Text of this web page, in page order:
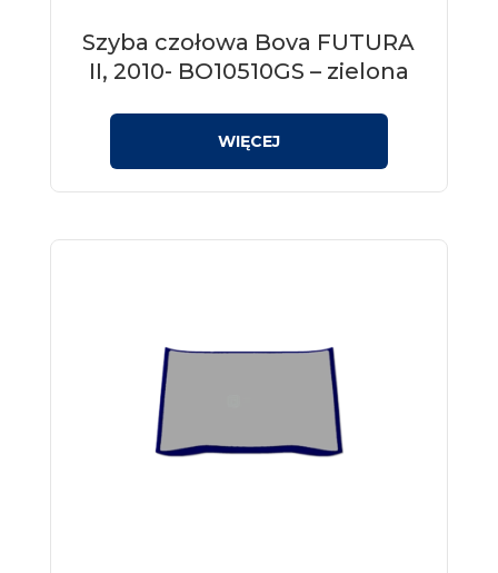
Szyba czołowa Bova FUTURA
II, 2010- BO10510GS – zielona